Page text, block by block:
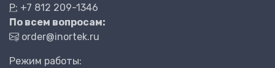
P: +7 812 209-1346
По всем вопросам:
order@inortek.ru
Режим работы: